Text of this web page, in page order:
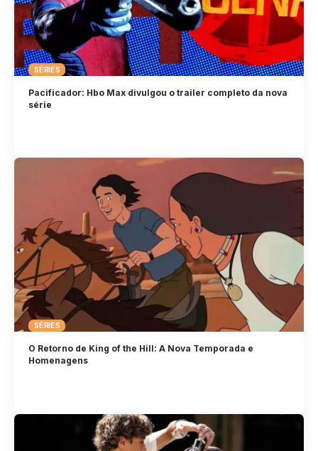
SÉRIES
Pacificador: Hbo Max divulgou o trailer completo da nova
série
SÉRIES
O Retorno de King of the Hill: A Nova Temporada e
Homenagens